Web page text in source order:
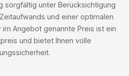
sorgfältig unter Berücksichtigung
und einer optimalen
im Angebot genannte Preis ist ein
und bietet Ihnen volle